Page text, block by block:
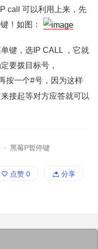
call 可以利用上来，先
！如图：
键，选IP CALL ，它就
要拨目标号，
按一个#号，因为这样
接起等对方应答就可以
· 黑莓P暂停键
点赞 0 分享